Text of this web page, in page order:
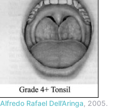
Alfredo Rafael Dell’Aringa, 2005.